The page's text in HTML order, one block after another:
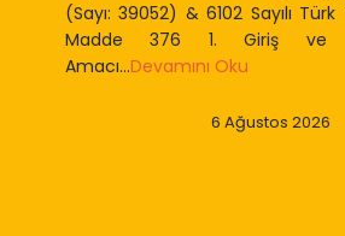
(Sayı: 39052) & 6102 Sayılı
Madde 376 1. Giriş ve
Amacı...Devamını Oku
6 Ağustos 2026